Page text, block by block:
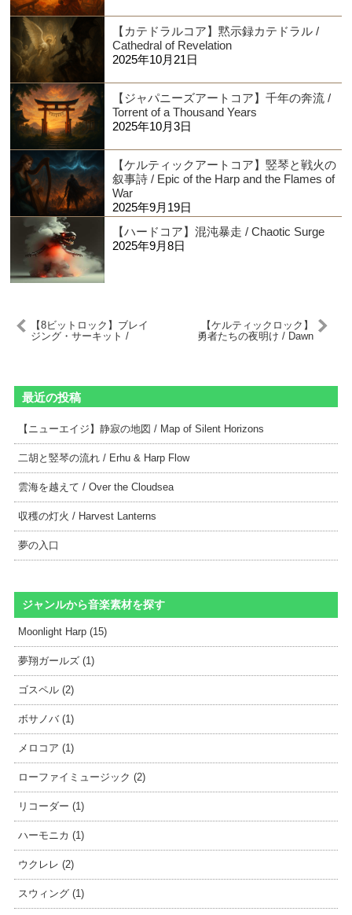
【カテドラルコア】黙示録カテドラル /
Cathedral of Revelation
2025年10月21日
【ジャパニーズアートコア】千年の奔流 /
Torrent of a Thousand Years
2025年10月3日
【ケルティックアートコア】竪琴と戦火の
叙事詩 / Epic of the Harp and the Flames of
War
2025年9月19日
【ハードコア】混沌暴走 / Chaotic Surge
2025年9月8日
【8ビットロック】ブレイ
ジング・サーキット /
【ケルティックロック】
勇者たちの夜明け / Dawn
最近の投稿
【ニューエイジ】静寂の地図 / Map of Silent Horizons
二胡と竪琴の流れ / Erhu & Harp Flow
雲海を越えて / Over the Cloudsea
収穫の灯火 / Harvest Lanterns
夢の入口
ジャンルから音楽素材を探す
Moonlight Harp (15)
夢翔ガールズ (1)
ゴスペル (2)
ボサノバ (1)
メロコア (1)
ローファイミュージック (2)
リコーダー (1)
ハーモニカ (1)
ウクレレ (2)
スウィング (1)